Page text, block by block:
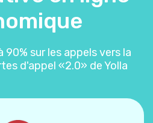
90% sur les appels vers la
d'appel «2.0» de Yolla